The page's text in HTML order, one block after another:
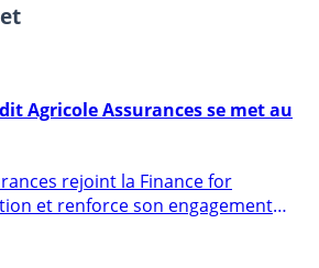
et renforce son engagement